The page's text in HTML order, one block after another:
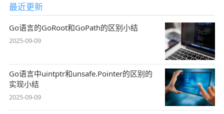
最近更新
Go语言的GoRoot和GoPath的区别小结
2025-09-09
Go语言中uintptr和unsafe.Pointer的区别的
实现小结
2025-09-09